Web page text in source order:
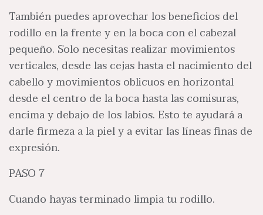
También puedes aprovechar los beneficios del
rodillo en la frente y en la boca con el cabezal
pequeño. Solo necesitas realizar movimientos
verticales, desde las cejas hasta el nacimiento del
cabello y movimientos oblicuos en horizontal
desde el centro de la boca hasta las comisuras,
encima y debajo de los labios. Esto te ayudará a
darle firmeza a la piel y a evitar las líneas finas de
expresión.
PASO 7
Cuando hayas terminado limpia tu rodillo.